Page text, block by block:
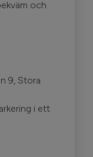
och
9, Stora
i ett